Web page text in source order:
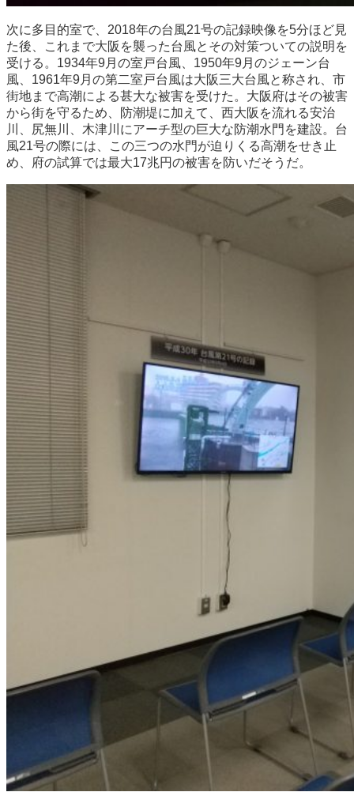
次に多目的室で、2018年の台風21号の記録映像を5分ほど見
た後、これまで大阪を襲った台風とその対策ついての説明を
受ける。1934年9月の室戸台風、1950年9月のジェーン台
風、1961年9月の第二室戸台風は大阪三大台風と称され、市
街地まで高潮による甚大な被害を受けた。大阪府はその被害
から街を守るため、防潮堤に加えて、西大阪を流れる安治
川、尻無川、木津川にアーチ型の巨大な防潮水門を建設。台
風21号の際には、この三つの水門が迫りくる高潮をせき止
め、府の試算では最大17兆円の被害を防いだそうだ。